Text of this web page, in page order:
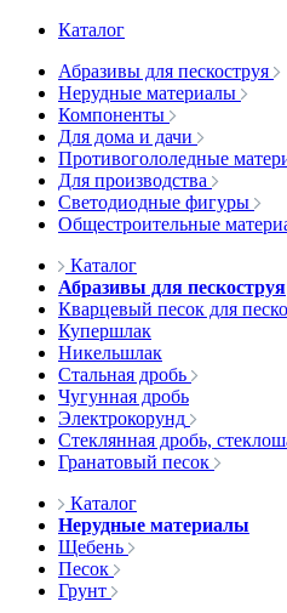
Каталог
Абразивы для пескоструя
Нерудные материалы
Компоненты
Для дома и дачи
Противогололедные
Для производства
Светодиодные фигуры
Общестроительные
Каталог
Абразивы для пескоструя
Кварцевый песок для
Купершлак
Никельшлак
Стальная дробь
Чугунная дробь
Электрокорунд
Стеклянная дробь,
Гранатовый песок
Каталог
Нерудные материалы
Щебень
Песок
Грунт